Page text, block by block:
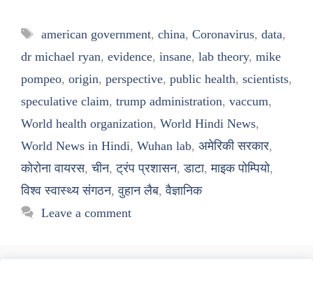
Tags
american government, china, Coronavirus, data,
dr michael ryan, evidence, insane, lab theory, mike
pompeo, origin, perspective, public health, scientists,
speculative claim, trump administration, vaccum,
World health organization, World Hindi News,
World News in Hindi, Wuhan lab, अमेरिकी सरकार,
कोरोना वायरस,चीन,ट्रंप प्रशासन,डाटा,माइक पोम्पियो,
विश्व स्वास्थ्य संगठन,वुहान लैब,वैज्ञानिक
Leave a comment